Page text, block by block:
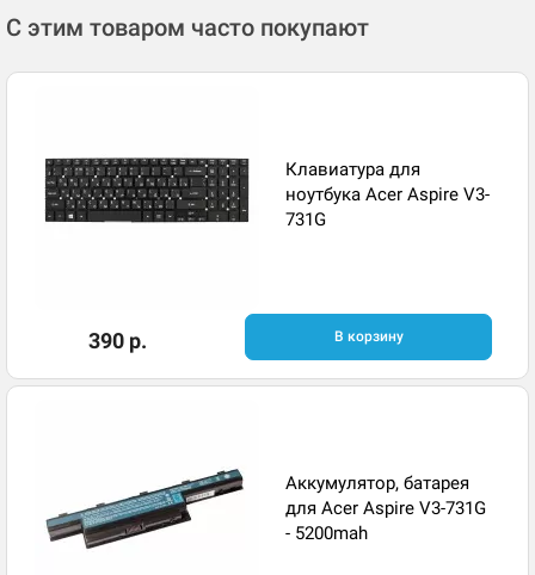
С этим товаром часто покупают
Клавиатура для
ноутбука Acer Aspire V3-
731G
390 р. В корзину
Аккумулятор, батарея
для Acer Aspire V3-731G
- 5200mah